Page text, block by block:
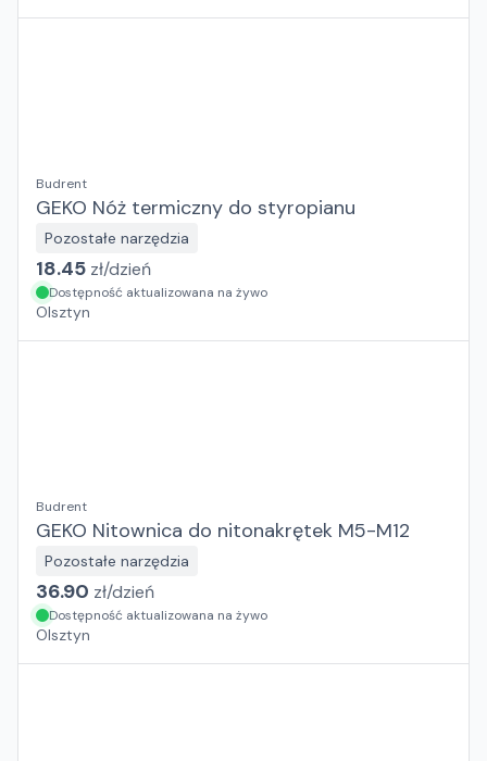
Budrent
GEKO Nóż termiczny do styropianu
Pozostałe narzędzia
18.45 zł/dzień
Dostępność aktualizowana na żywo
Olsztyn
Budrent
GEKO Nitownica do nitonakrętek M5-M12
Pozostałe narzędzia
36.90 zł/dzień
Dostępność aktualizowana na żywo
Olsztyn